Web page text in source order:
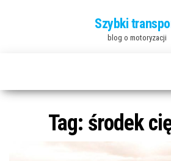
Szybki
blog o motoryzacji
Tag: środek